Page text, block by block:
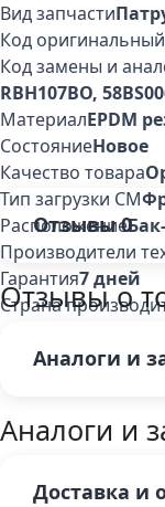
Вид запчасти
Код оригинальный
Код замены и
RBH107BO,
МатериалEPDM
СостояниеНовое
Качество товара
Тип загрузки СМ
Расположение
Производители
Гарантия7 дней
Страна
Отзывы0
Отзывы о
Аналоги и
Аналоги и
Доставка и